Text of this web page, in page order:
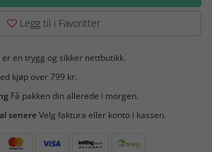
Legg til i Favoritter
er en trygg og sikker nettbutikk.
kjøp over 799 kr.
Få pakken din allerede i morgen.
senereVelg faktura eller konto i kassen.